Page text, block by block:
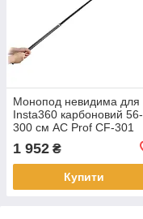
Монопод невидима для
Insta360 карбоновий 56-
300 см AC Prof CF-301
1 952 ₴
Купити